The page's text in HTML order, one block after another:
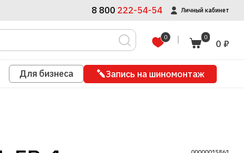
8 800 222-54-54 Личный кабинет
0 0
0 ₽
Для бизнеса Запись на шиномонтаж